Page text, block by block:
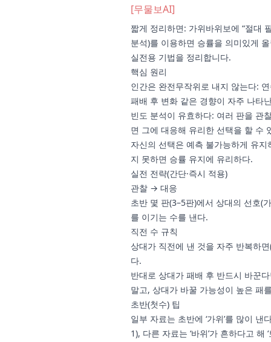
[무물보AI]
짧게 정리하면: 가위바위보에 “절대
분석)를 이용하면 승률을 의미있게
실전용 기법을 정리합니다.
핵심 원리
인간은 완전무작위로 내지 않는다:
패배 후 변화 같은 경향이 자주 나타
빈도 분석이 유효하다: 여러 판을 관
면 그에 대응해 유리한 선택을 할 수
자신의 선택은 예측 불가능하게 유
지 못하면 승률 유지에 유리하다.
실전 전략(간단·즉시 적용)
관찰 → 대응
초반 몇 판(3–5판)에서 상대의 선호(
를 이기는 수를 낸다.
직전 수 규칙
상대가 직전에 낸 것을 자주 반복하
다.
반대로 상대가 패배 후 반드시 바꾼
말고, 상대가 바꿀 가능성이 높은 패
초반(첫수) 팁
일부 자료는 초반에 ‘가위’를 많이 낸
1), 다른 자료는 ‘바위’가 흔하다고 해